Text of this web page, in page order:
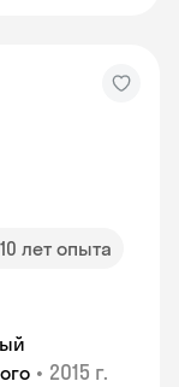
10 лет опыта
• 2015 г.